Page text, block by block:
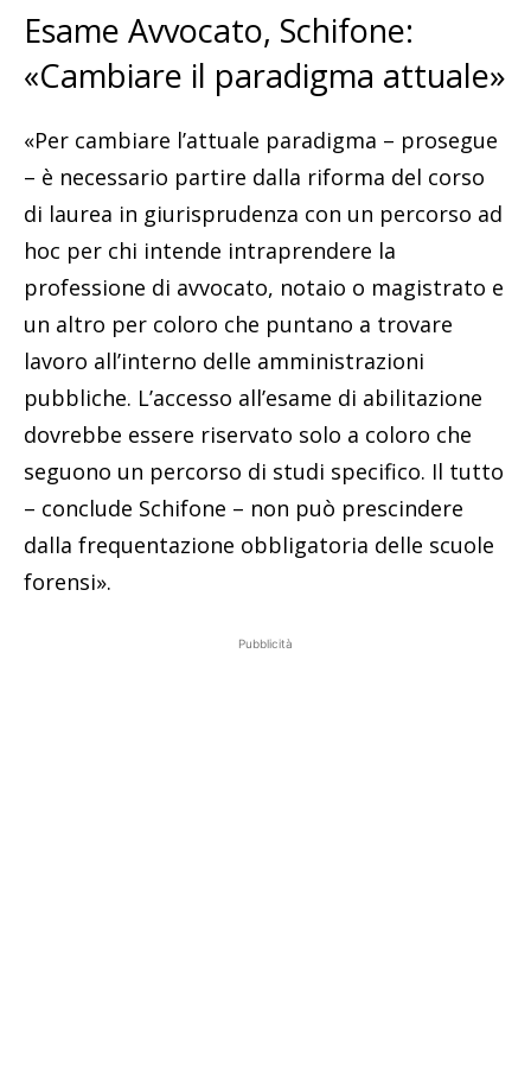
Esame Avvocato, Schifone:
«Cambiare il paradigma attuale»
«Per cambiare l’attuale paradigma – prosegue
– è necessario partire dalla riforma del corso
di laurea in giurisprudenza con un percorso ad
hoc per chi intende intraprendere la
professione di avvocato, notaio o magistrato e
un altro per coloro che puntano a trovare
lavoro all’interno delle amministrazioni
pubbliche. L’accesso all’esame di abilitazione
dovrebbe essere riservato solo a coloro che
seguono un percorso di studi specifico. Il tutto
– conclude Schifone – non può prescindere
dalla frequentazione obbligatoria delle scuole
forensi».
Pubblicità